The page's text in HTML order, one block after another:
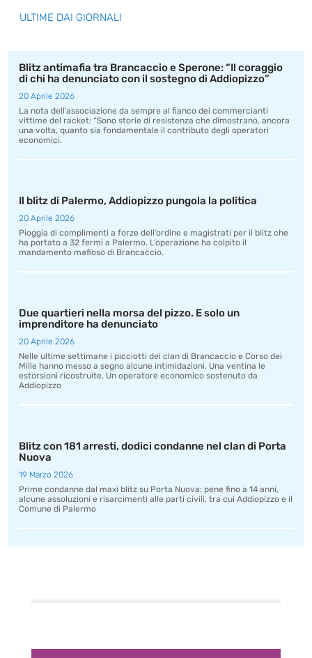
ULTIME DAI GIORNALI
Blitz antimafia tra Brancaccio e Sperone: “Il coraggio
di chi ha denunciato con il sostegno di Addiopizzo”
20 Aprile 2026
La nota dell’associazione da sempre al fianco dei commercianti
vittime del racket: “Sono storie di resistenza che dimostrano, ancora
una volta, quanto sia fondamentale il contributo degli operatori
economici.
Il blitz di Palermo, Addiopizzo pungola la politica
20 Aprile 2026
Pioggia di complimenti a forze dell’ordine e magistrati per il blitz che
ha portato a 32 fermi a Palermo. L’operazione ha colpito il
mandamento mafioso di Brancaccio.
Due quartieri nella morsa del pizzo. E solo un
imprenditore ha denunciato
20 Aprile 2026
Nelle ultime settimane i picciotti dei clan di Brancaccio e Corso dei
Mille hanno messo a segno alcune intimidazioni. Una ventina le
estorsioni ricostruite. Un operatore economico sostenuto da
Addiopizzo
Blitz con 181 arresti, dodici condanne nel clan di Porta
Nuova
19 Marzo 2026
Prime condanne dal maxi blitz su Porta Nuova: pene fino a 14 anni,
alcune assoluzioni e risarcimenti alle parti civili, tra cui Addiopizzo e il
Comune di Palermo